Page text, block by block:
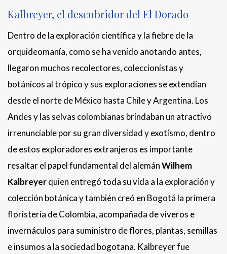
Kalbreyer, el descubridor del El Dorado
Dentro de la exploración científica y la fiebre de la
orquideomanía, como se ha venido anotando antes,
llegaron muchos recolectores, coleccionistas y
botánicos al trópico y sus exploraciones se extendían
desde el norte de México hasta Chile y Argentina. Los
Andes y las selvas colombianas brindaban un atractivo
irrenunciable por su gran diversidad y exotismo, dentro
de estos exploradores extranjeros es importante
resaltar el papel fundamental del alemánWilhem
Kalbreyerquien entregó toda su vida a la exploración y
colección botánica y también creó en Bogotá la primera
floristería de Colombia, acompañada de viveros e
invernáculos para suministro de flores, plantas, semillas
e insumos a la sociedad bogotana. Kalbreyer fue